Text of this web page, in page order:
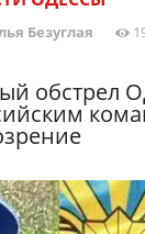
Безуглая
обстрел